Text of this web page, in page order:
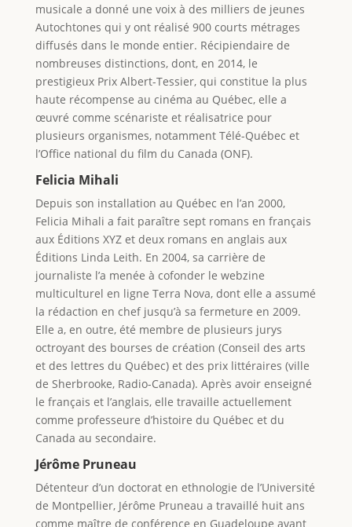
musicale a donné une voix à des milliers de jeunes
Autochtones qui y ont réalisé 900 courts métrages
diffusés dans le monde entier. Récipiendaire de
nombreuses distinctions, dont, en 2014, le
prestigieux Prix Albert-Tessier, qui constitue la plus
haute récompense au cinéma au Québec, elle a
œuvré comme scénariste et réalisatrice pour
plusieurs organismes, notamment Télé-Québec et
l’Office national du film du Canada (ONF).
Felicia Mihali
Depuis son installation au Québec en l’an 2000,
Felicia Mihali a fait paraître sept romans en français
aux Éditions XYZ et deux romans en anglais aux
Éditions Linda Leith. En 2004, sa carrière de
journaliste l’a menée à cofonder le webzine
multiculturel en ligne Terra Nova, dont elle a assumé
la rédaction en chef jusqu’à sa fermeture en 2009.
Elle a, en outre, été membre de plusieurs jurys
octroyant des bourses de création (Conseil des arts
et des lettres du Québec) et des prix littéraires (ville
de Sherbrooke, Radio-Canada). Après avoir enseigné
le français et l’anglais, elle travaille actuellement
comme professeure d’histoire du Québec et du
Canada au secondaire.
Jérôme Pruneau
Détenteur d’un doctorat en ethnologie de l’Université
de Montpellier, Jérôme Pruneau a travaillé huit ans
comme maître de conférence en Guadeloupe avant